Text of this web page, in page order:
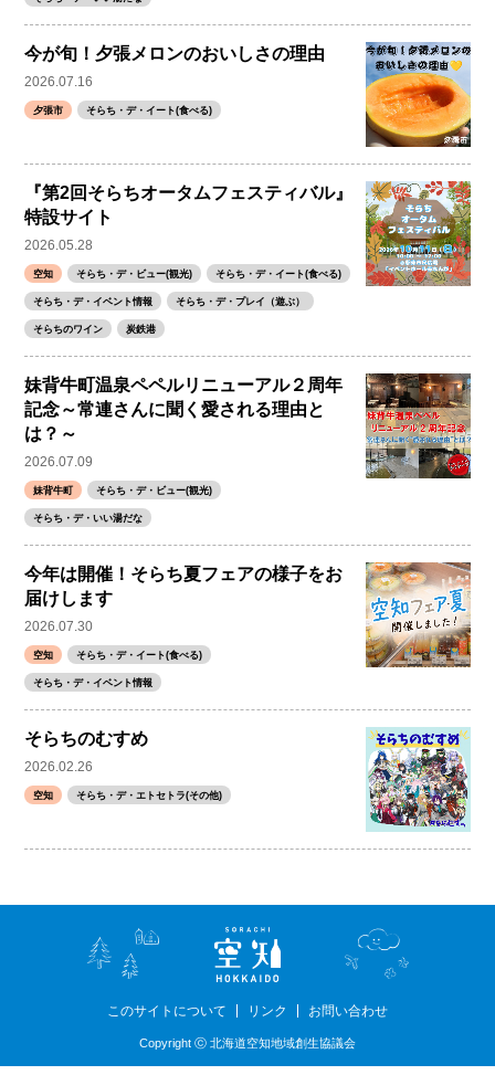
今が旬！夕張メロンのおいしさの理由
2026.07.16
夕張市 そらち・デ・イート(食べる)
『第2回そらちオータムフェスティバル』
特設サイト
2026.05.28
空知 そらち・デ・ビュー(観光) そらち・デ・イート(食べる)
そらち・デ・イベント情報 そらち・デ・プレイ（遊ぶ）
そらちのワイン 炭鉄港
妹背牛町温泉ペペルリニューアル２周年
記念～常連さんに聞く愛される理由と
は？～
2026.07.09
妹背牛町 そらち・デ・ビュー(観光)
そらち・デ・いい湯だな
今年は開催！そらち夏フェアの様子をお
届けします
2026.07.30
空知 そらち・デ・イート(食べる)
そらち・デ・イベント情報
そらちのむすめ
2026.02.26
空知 そらち・デ・エトセトラ(その他)
このサイトについて リンク お問い合わせ
Copyright ⓒ 北海道空知地域創生協議会